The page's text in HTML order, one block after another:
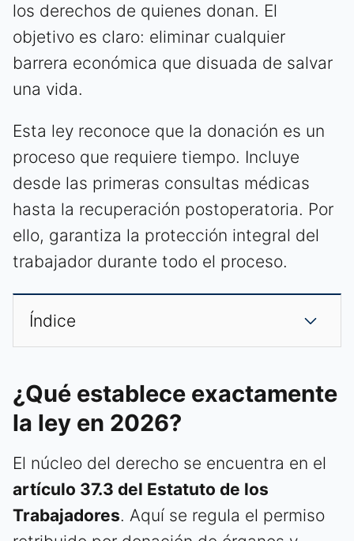
los derechos de quienes donan. El
objetivo es claro: eliminar cualquier
barrera económica que disuada de salvar
una vida.
Esta ley reconoce que la donación es un
proceso que requiere tiempo. Incluye
desde las primeras consultas médicas
hasta la recuperación postoperatoria. Por
ello, garantiza la protección integral del
trabajador durante todo el proceso.
Índice
¿Qué establece exactamente
la ley en 2026?
El núcleo del derecho se encuentra en el
artículo 37.3 del Estatuto de los
Trabajadores. Aquí se regula el permiso